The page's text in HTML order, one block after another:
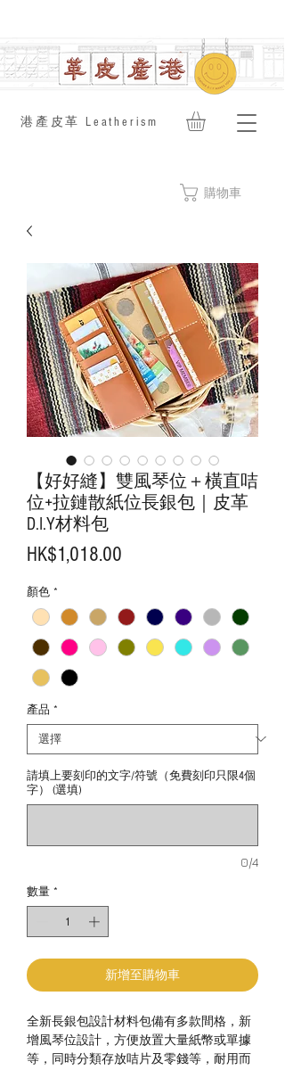
​港產皮革 Leatherism
購物車
【好好縫】雙風琴位＋橫直咭
位+拉鏈散紙位長銀包｜皮革
D.I.Y材料包
HK$1,018.00
顏色 *
產品 *
請填上要刻印的文字/符號（免費刻印只限4個
字） (選填)
0/4
數量 *
新增至購物車
全新長銀包設計材料包備有多款間格，新
增風琴位設計，方便放置大量紙幣或單據
等，同時分類存放咭片及零錢等，耐用而